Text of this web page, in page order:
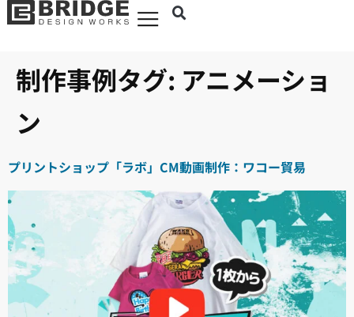
制作事例タグ: アニメーショ
ン
プリントショップ「ラボ」CM動画制作：ワコー貿易